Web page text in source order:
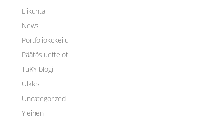
Liikunta
News
Portfoliokokeilu
Päätösluettelot
TuKY-blogi
Ulkkis
Uncategorized
Yleinen